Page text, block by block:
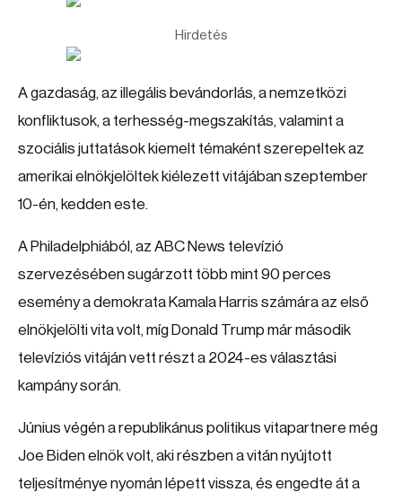
Hirdetés
A gazdaság, az illegális bevándorlás, a nemzetközi
konfliktusok, a terhesség-megszakítás, valamint a
szociális juttatások kiemelt témaként szerepeltek az
amerikai elnökjelöltek kiélezett vitájában szeptember
10-én, kedden este.
A Philadelphiából, az ABC News televízió
szervezésében sugárzott több mint 90 perces
esemény a demokrata Kamala Harris számára az első
elnökjelölti vita volt, míg Donald Trump már második
televíziós vitáján vett részt a 2024-es választási
kampány során.
Június végén a republikánus politikus vitapartnere még
Joe Biden elnök volt, aki részben a vitán nyújtott
teljesítménye nyomán lépett vissza, és engedte át a